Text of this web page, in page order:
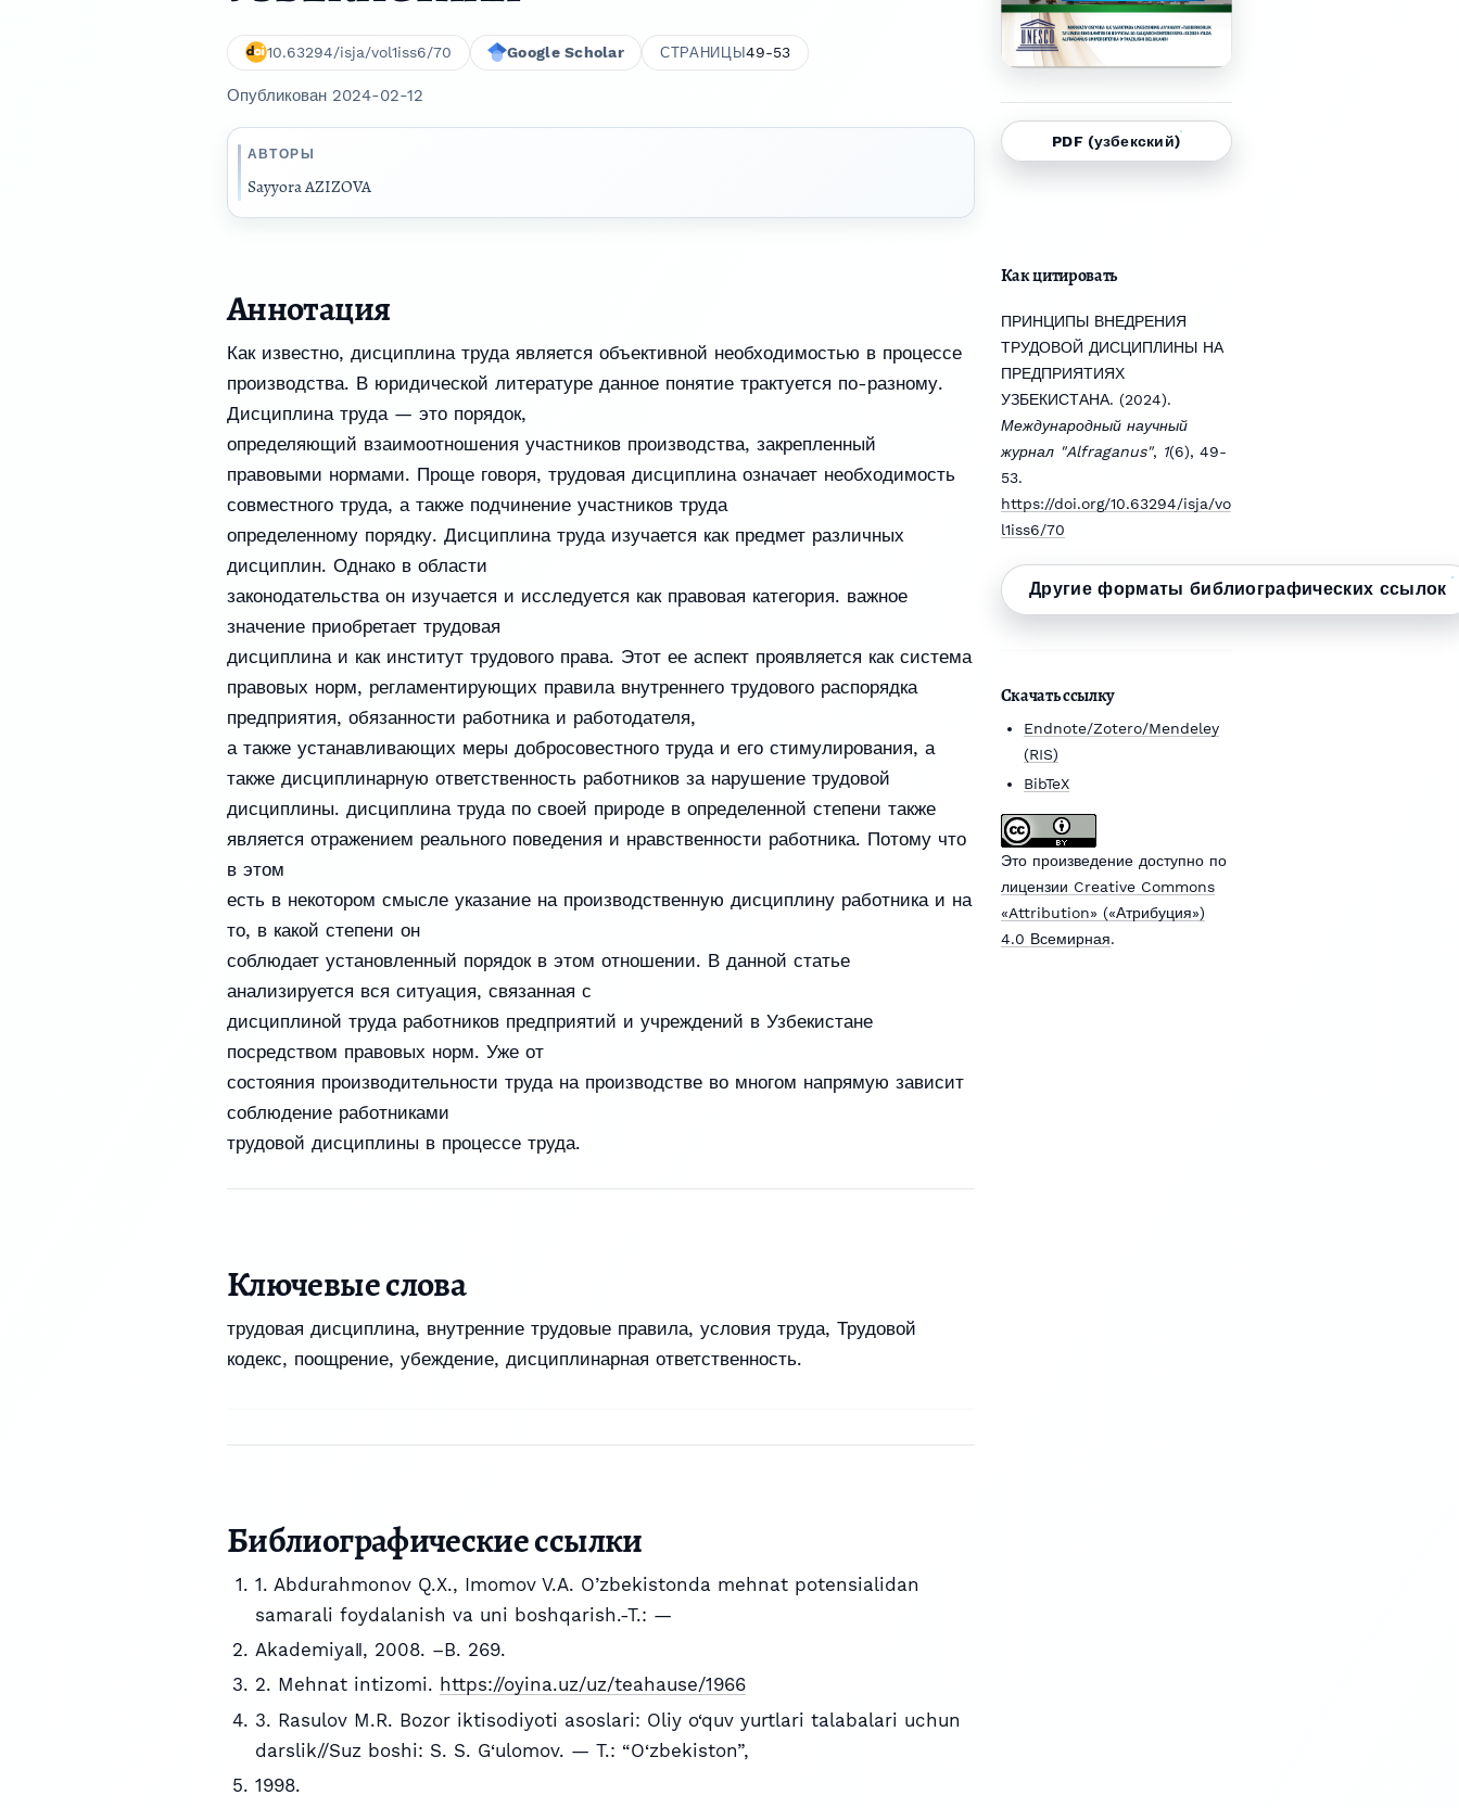
10.63294/isja/vol1iss6/70 Google Scholar СТРАНИЦЫ49-53
Опубликован 2024-02-12
АВТОРЫ
Sayyora AZIZOVA
PDF (узбекский)
Как цитировать
ПРИНЦИПЫ ВНЕДРЕНИЯ
ТРУДОВОЙ ДИСЦИПЛИНЫ НА
ПРЕДПРИЯТИЯХ
УЗБЕКИСТАНА. (2024).
Международный научный
журнал "Alfraganus", 1(6), 49-
53.
https://doi.org/10.63294/isja/vo
l1iss6/70
Другие форматы библиографических ссылок
Скачать ссылку
Endnote/Zotero/Mendeley
(RIS)
BibTeX
Это произведение доступно по
лицензии Creative Commons
«Attribution» («Атрибуция»)
4.0 Всемирная.
Аннотация
Как известно, дисциплина труда является объективной необходимостью в процессе
производства. В юридической литературе данное понятие трактуется по-разному.
Дисциплина труда — это порядок,
определяющий взаимоотношения участников производства, закрепленный
правовыми нормами. Проще говоря, трудовая дисциплина означает необходимость
совместного труда, а также подчинение участников труда
определенному порядку. Дисциплина труда изучается как предмет различных
дисциплин. Однако в области
законодательства он изучается и исследуется как правовая категория. важное
значение приобретает трудовая
дисциплина и как институт трудового права. Этот ее аспект проявляется как система
правовых норм, регламентирующих правила внутреннего трудового распорядка
предприятия, обязанности работника и работодателя,
а также устанавливающих меры добросовестного труда и его стимулирования, а
также дисциплинарную ответственность работников за нарушение трудовой
дисциплины. дисциплина труда по своей природе в определенной степени также
является отражением реального поведения и нравственности работника. Потому что
в этом
есть в некотором смысле указание на производственную дисциплину работника и на
то, в какой степени он
соблюдает установленный порядок в этом отношении. В данной статье
анализируется вся ситуация, связанная с
дисциплиной труда работников предприятий и учреждений в Узбекистане
посредством правовых норм. Уже от
состояния производительности труда на производстве во многом напрямую зависит
соблюдение работниками
трудовой дисциплины в процессе труда.
Ключевые слова
трудовая дисциплина, внутренние трудовые правила, условия труда, Трудовой
кодекс, поощрение, убеждение, дисциплинарная ответственность.
Библиографические ссылки
1. Abdurahmonov Q.X., Imomov V.A. O’zbekistonda mehnat potensialidan
samarali foydalanish va uni boshqarish.-T.: ―
Akademiya‖, 2008. –B. 269.
2. Mehnat intizomi. https://oyina.uz/uz/teahause/1966
3. Rasulov M.R. Bozor iktisodiyoti asoslari: Oliy o‘quv yurtlari talabalari uchun
darslik//Suz boshi: S. S. G‘ulomov. — T.: “O‘zbekiston”,
1998.